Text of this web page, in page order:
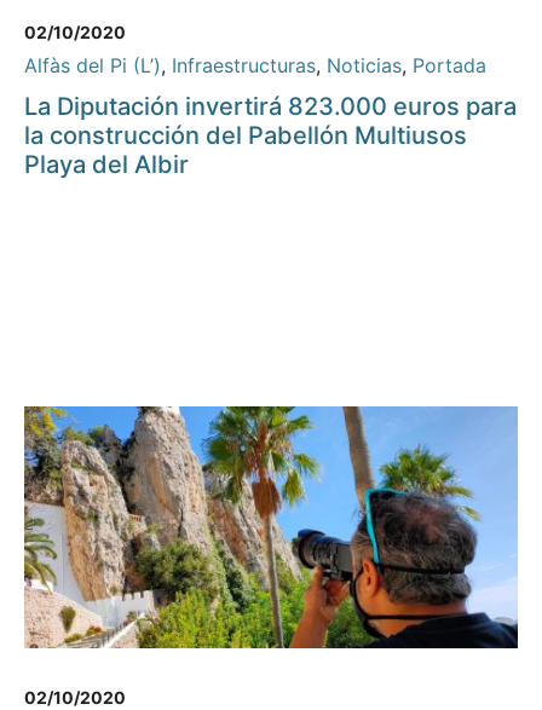
02/10/2020
Alfàs del Pi (L’), Infraestructuras, Noticias, Portada
La Diputación invertirá 823.000 euros para
la construcción del Pabellón Multiusos
Playa del Albir
02/10/2020